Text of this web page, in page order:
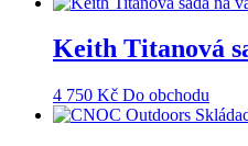
Keith Titanová
4 750 Kč Do obchodu